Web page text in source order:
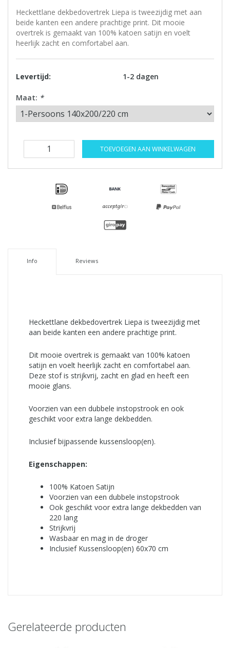
Heckettlane dekbedovertrek Liepa is tweezijdig met aan
beide kanten een andere prachtige print. Dit mooie
overtrek is gemaakt van 100% katoen satijn en voelt
heerlijk zacht en comfortabel aan.
Levertijd: 1-2 dagen
Maat: *
TOEVOEGEN AAN WINKELWAGEN
Info Reviews
Heckettlane dekbedovertrek Liepa is tweezijdig met
aan beide kanten een andere prachtige print.
Dit mooie overtrek is gemaakt van 100% katoen
satijn en voelt heerlijk zacht en comfortabel aan.
Deze stof is strijkvrij, zacht en glad en heeft een
mooie glans.
Voorzien van een dubbele instopstrook en ook
geschikt voor extra lange dekbedden.
Inclusief bijpassende kussensloop(en).
Eigenschappen:
100% Katoen Satijn
Voorzien van een dubbele instopstrook
Ook geschikt voor extra lange dekbedden van
220 lang
Strijkvrij
Wasbaar en mag in de droger
Inclusief Kussensloop(en) 60x70 cm
Gerelateerde producten